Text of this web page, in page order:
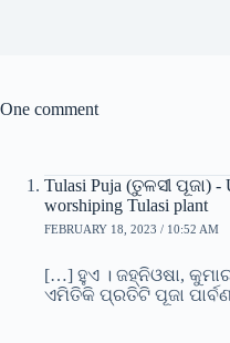
One comment
Tulasi Puja (ତୁଳସୀ ପୂଜା) -
worshiping Tulasi plant
FEBRUARY 18, 2023 / 10:52 AM
[…] ହୁଏ । ଜହ୍ନିଓଷା, କୁମାର
ଏମିତିକି ପ୍ରତିଟି ପୂଜା